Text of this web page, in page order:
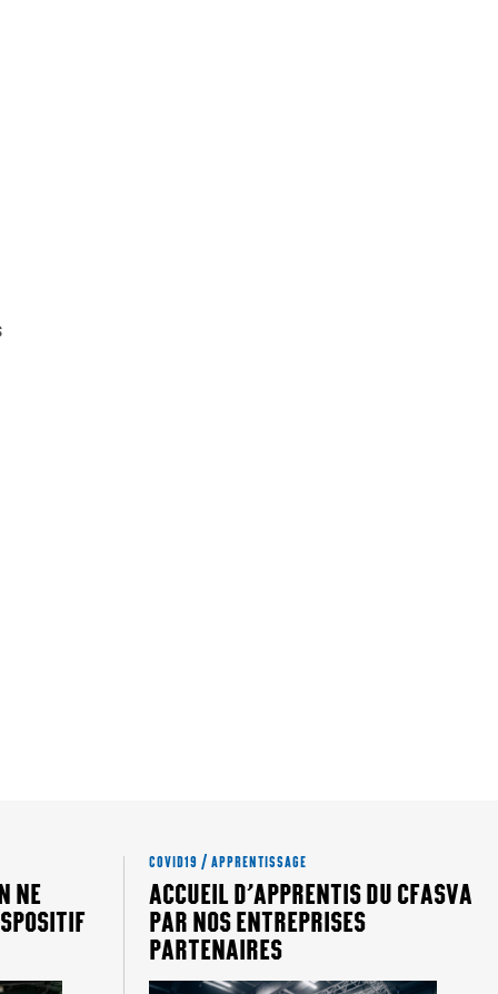
NE
COVID19 / APPRENTISSAGE
ACCUEIL D’APPRENTIS DU CFASVA
PAR NOS ENTREPRISES
PARTENAIRES